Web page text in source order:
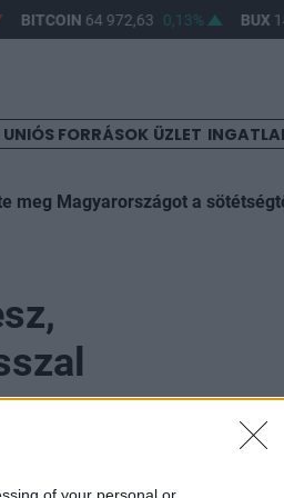
of your personal or
BITCOIN64 972,63 0,13% BUX
UNIÓS FORRÁSOK ÜZLET
meg Magyarországot a